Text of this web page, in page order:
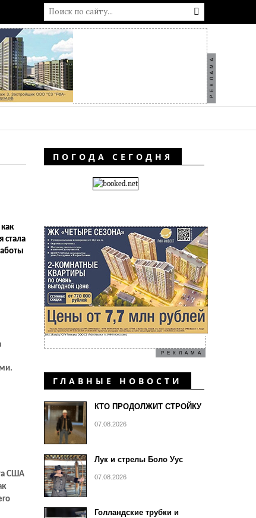
РЕКЛАМА
стала
США
ПОГОДА СЕГОДНЯ
РЕКЛАМА
ГЛАВНЫЕ НОВОСТИ
КТО ПРОДОЛЖИТ СТРОЙКУ
07.08.2026
Лук и стрелы Боло Уус
07.08.2026
Голландские трубки и